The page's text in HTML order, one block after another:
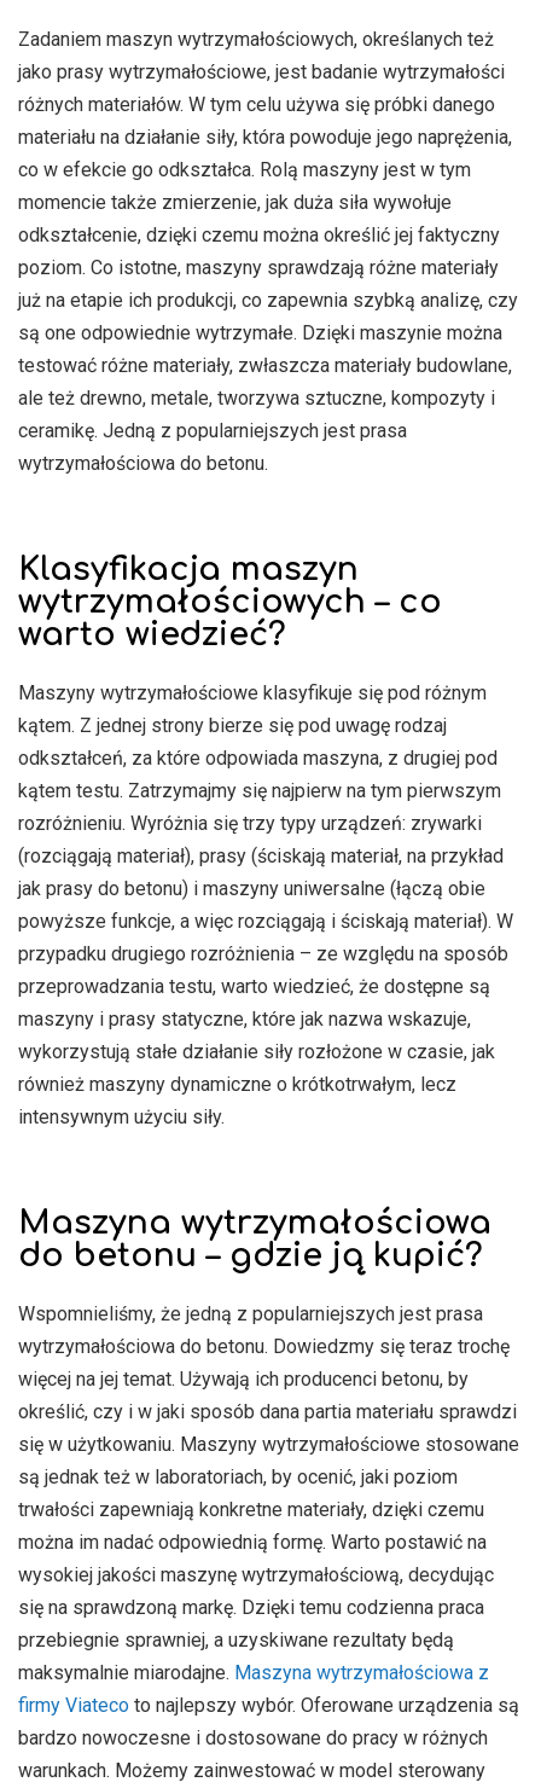
Zadaniem maszyn wytrzymałościowych, określanych też
jako prasy wytrzymałościowe, jest badanie wytrzymałości
różnych materiałów. W tym celu używa się próbki danego
materiału na działanie siły, która powoduje jego naprężenia,
co w efekcie go odkształca. Rolą maszyny jest w tym
momencie także zmierzenie, jak duża siła wywołuje
odkształcenie, dzięki czemu można określić jej faktyczny
poziom. Co istotne, maszyny sprawdzają różne materiały
już na etapie ich produkcji, co zapewnia szybką analizę, czy
są one odpowiednie wytrzymałe. Dzięki maszynie można
testować różne materiały, zwłaszcza materiały budowlane,
ale też drewno, metale, tworzywa sztuczne, kompozyty i
ceramikę. Jedną z popularniejszych jest prasa
wytrzymałościowa do betonu.
Klasyfikacja maszyn
wytrzymałościowych – co
warto wiedzieć?
Maszyny wytrzymałościowe klasyfikuje się pod różnym
kątem. Z jednej strony bierze się pod uwagę rodzaj
odkształceń, za które odpowiada maszyna, z drugiej pod
kątem testu. Zatrzymajmy się najpierw na tym pierwszym
rozróżnieniu. Wyróżnia się trzy typy urządzeń: zrywarki
(rozciągają materiał), prasy (ściskają materiał, na przykład
jak prasy do betonu) i maszyny uniwersalne (łączą obie
powyższe funkcje, a więc rozciągają i ściskają materiał). W
przypadku drugiego rozróżnienia – ze względu na sposób
przeprowadzania testu, warto wiedzieć, że dostępne są
maszyny i prasy statyczne, które jak nazwa wskazuje,
wykorzystują stałe działanie siły rozłożone w czasie, jak
również maszyny dynamiczne o krótkotrwałym, lecz
intensywnym użyciu siły.
Maszyna wytrzymałościowa
do betonu – gdzie ją kupić?
Wspomnieliśmy, że jedną z popularniejszych jest prasa
wytrzymałościowa do betonu. Dowiedzmy się teraz trochę
więcej na jej temat. Używają ich producenci betonu, by
określić, czy i w jaki sposób dana partia materiału sprawdzi
się w użytkowaniu. Maszyny wytrzymałościowe stosowane
są jednak też w laboratoriach, by ocenić, jaki poziom
trwałości zapewniają konkretne materiały, dzięki czemu
można im nadać odpowiednią formę. Warto postawić na
wysokiej jakości maszynę wytrzymałościową, decydując
się na sprawdzoną markę. Dzięki temu codzienna praca
przebiegnie sprawniej, a uzyskiwane rezultaty będą
maksymalnie miarodajne. Maszyna wytrzymałościowa z
firmy Viateco to najlepszy wybór. Oferowane urządzenia są
bardzo nowoczesne i dostosowane do pracy w różnych
warunkach. Możemy zainwestować w model sterowany